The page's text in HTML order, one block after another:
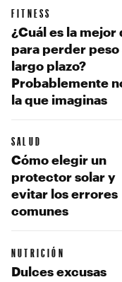
FITNESS
¿Cuál es la mejor
para perder peso
largo plazo?
Probablemente
la que imaginas
SALUD
Cómo elegir un
protector solar y
evitar los errores
comunes
NUTRICIÓN
Dulces excusas